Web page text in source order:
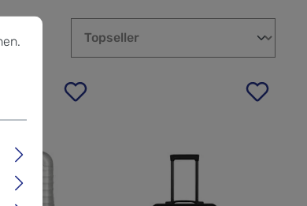
Mehr Informationen ...